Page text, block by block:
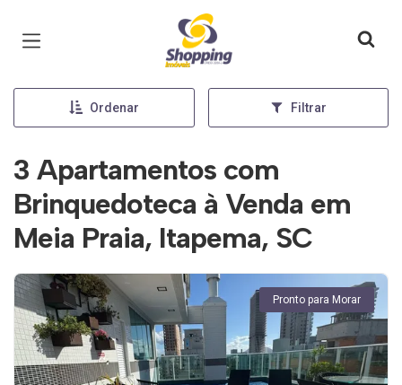
Página inicial
Ordenar Filtrar
3 Apartamentos com
Brinquedoteca à Venda em
Meia Praia, Itapema, SC
Pronto para Morar